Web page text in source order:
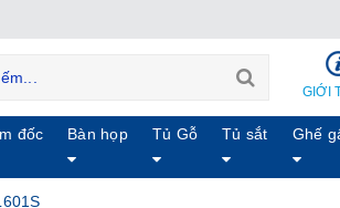
GIỚI
đốc Bàn họp Tủ Gỗ Tủ sắt Ghế